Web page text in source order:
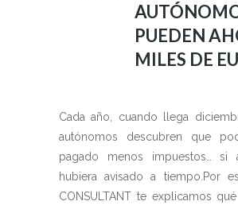
PUEDEN
MILES DE
Cada año, cuando llega
autónomos descubren que
pagado menos impuestos… si
hubiera avisado a tiempo.Por
CONSULTANT te explicamos